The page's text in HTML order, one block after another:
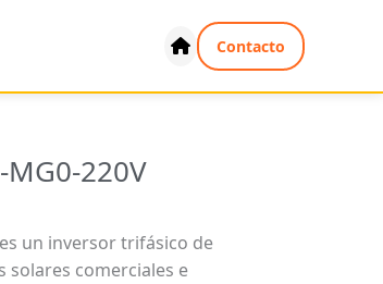
Contacto
MG0-220V
un inversor trifásico de
solares comerciales e